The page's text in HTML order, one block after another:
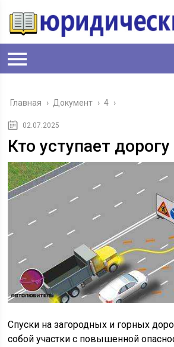
Главная › Документ › 4 ›
02.07.2025
Кто уступает
Спуски на загородных и горных
собой участки с повышенной